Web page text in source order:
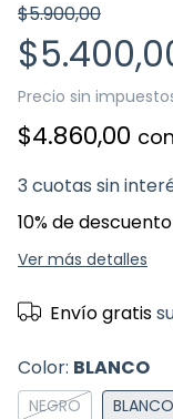
$5.900,00
Precio sin
$4.860,00 con
3 cuotas sin
10% de descuento
Ver más detalles
Envío gratis
Color: BLANCO
NEGRO BLANCO